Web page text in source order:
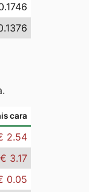
cara
2.54
€ 3.17
0.05